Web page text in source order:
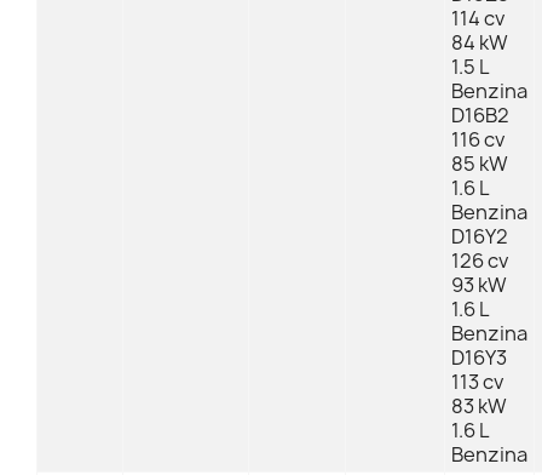
114 cv
84 kW
1.5 L
Benzina
D16B2
116 cv
85 kW
1.6 L
Benzina
D16Y2
126 cv
93 kW
1.6 L
Benzina
D16Y3
113 cv
83 kW
1.6 L
Benzina